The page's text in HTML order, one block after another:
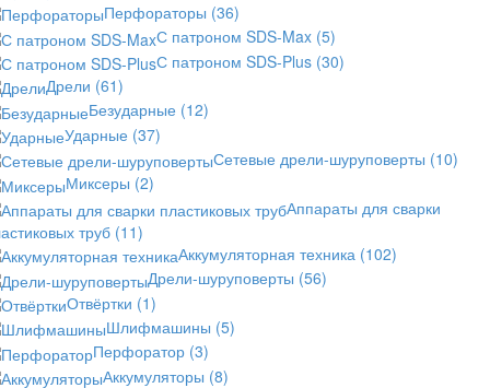
Перфораторы (36)
С патроном SDS-Max (5)
С патроном SDS-Plus (30)
Дрели (61)
Безударные (12)
Ударные (37)
Сетевые дрели-шуруповерты (10)
Миксеры (2)
Аппараты для сварки
труб (11)
Аккумуляторная техника (102)
Дрели-шуруповерты (56)
Отвёртки (1)
Шлифмашины (5)
Перфоратор (3)
Аккумуляторы (8)